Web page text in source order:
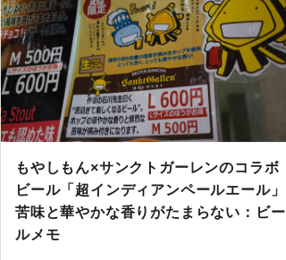
もやしもん×サンクトガーレンのコラボ
ビール「超インディアンペールエール」
苦味と華やかな香りがたまらない：ビー
ルメモ